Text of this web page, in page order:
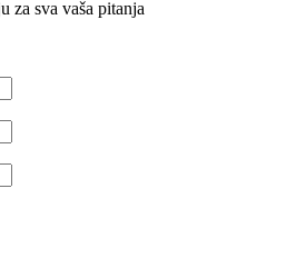
za sva vaša pitanja